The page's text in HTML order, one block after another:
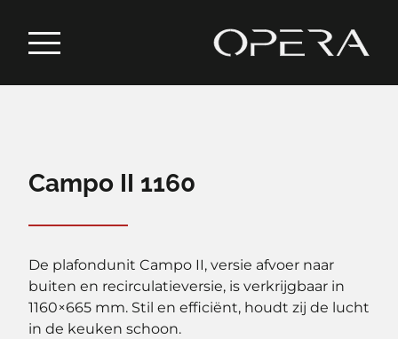
Campo II 1160
De plafondunit Campo II, versie afvoer naar
buiten en recirculatieversie, is verkrijgbaar in
1160×665 mm. Stil en efficiënt, houdt zij de lucht
in de keuken schoon.